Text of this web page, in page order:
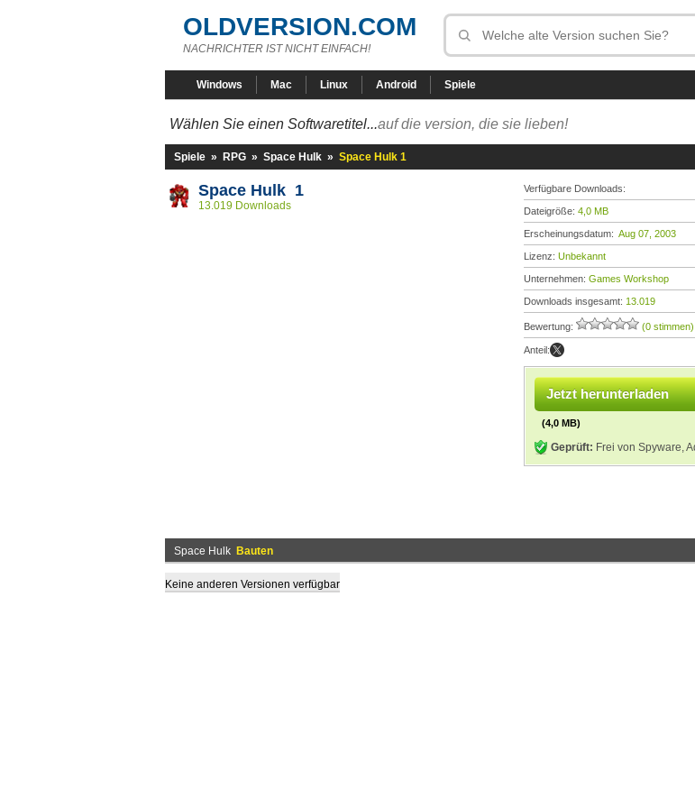
OLDVERSION.COM
NACHRICHTER IST NICHT EINFACH!
Windows Mac Linux Android Spiele
Wählen Sie einen Softwaretitel...auf die version, die sie lieben!
Spiele » RPG » Space Hulk » Space Hulk 1
Space Hulk 1
13.019 Downloads
Verfügbare Downloads:
Dateigröße: 4,0 MB
Erscheinungsdatum: Aug 07, 2003
Lizenz: Unbekannt
Unternehmen: Games Workshop
Downloads insgesamt: 13.019
Bewertung: (0 stimmen)
Anteil:
Jetzt herunterladen
(4,0 MB)
Geprüft: Frei von Spyware,
Space Hulk Bauten
Keine anderen Versionen verfügbar